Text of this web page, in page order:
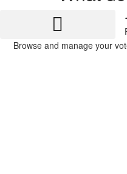
Browse and manage your